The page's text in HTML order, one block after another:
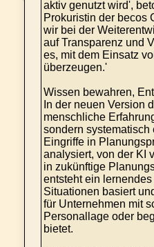
aktiv genutzt wird',
Prokuristin der becos
wir bei der
auf Transparenz und
es, mit dem Einsatz
überzeugen.'
Wissen bewahren,
In der neuen Version
menschliche
sondern
Eingriffe in
analysiert, von der KI
in zukünftige
entsteht ein
Situationen basiert
für Unternehmen mit
Personallage oder
bietet.